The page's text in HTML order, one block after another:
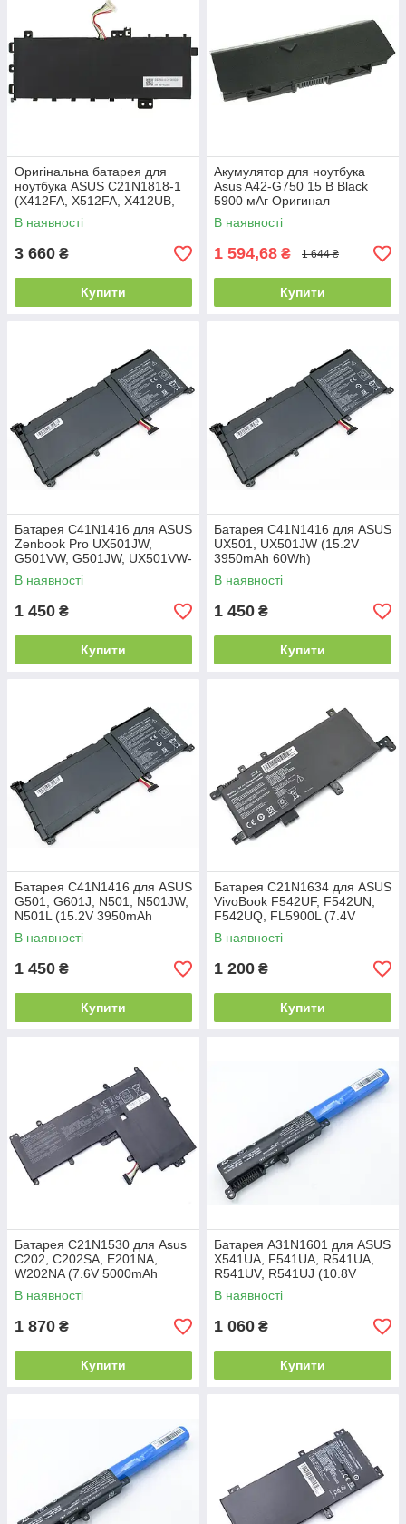
Оригінальна батарея для
ноутбука ASUS C21N1818-1
(X412FA, X512FA, X412UB,
X512FJ, X512FL) 7.7V 4850
mAh 37Wh Black
В наявності
3 660 ₴
Купити
Акумулятор для ноутбука
Asus A42-G750 15 В Black
5900 мАг Оригинал
В наявності
1 594,68 ₴ 1 644 ₴
Купити
Батарея C41N1416 для ASUS
Zenbook Pro UX501JW,
G501VW, G501JW, UX501VW-
DS71T, UX501L (15.2V
3950mAh 60Wh)
В наявності
1 450 ₴
Купити
Батарея C41N1416 для ASUS
UX501, UX501JW (15.2V
3950mAh 60Wh)
В наявності
1 450 ₴
Купити
Батарея C41N1416 для ASUS
G501, G601J, N501, N501JW,
N501L (15.2V 3950mAh
60Wh)
В наявності
1 450 ₴
Купити
Батарея C21N1634 для ASUS
VivoBook F542UF, F542UN,
F542UQ, FL5900L (7.4V
4700mAh)
В наявності
1 200 ₴
Купити
Батарея C21N1530 для Asus
C202, C202SA, E201NA,
W202NA (7.6V 5000mAh
38Wh)
В наявності
1 870 ₴
Купити
Батарея A31N1601 для ASUS
X541UA, F541UA, R541UA,
R541UV, R541UJ (10.8V
2600mAh).
В наявності
1 060 ₴
Купити